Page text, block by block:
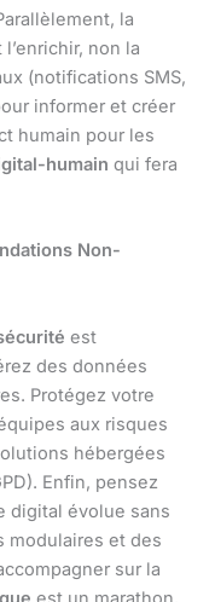
la
non la
(notifications SMS,
informer et créer
humain pour les
humain qui fera
Non-
est
des données
Protégez votre
aux risques
hébergées
Enfin, pensez
digital évolue sans
modulaires et des
sur la